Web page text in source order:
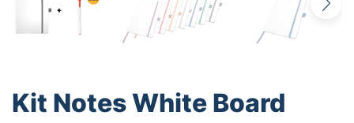
Kit Notes White Board